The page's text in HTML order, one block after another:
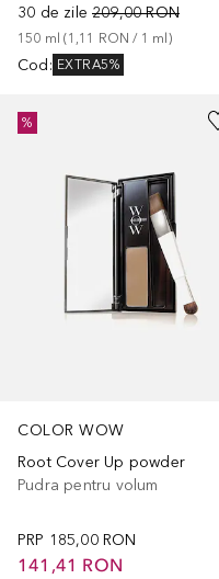
30 de zile 209,00 RON
150 ml (1,11 RON / 1 ml)
Cod : EXTRA5%
COLOR WOW
Root Cover Up powder
Pudra pentru volum
PRP 185,00 RON
141,41 RON
%
+5